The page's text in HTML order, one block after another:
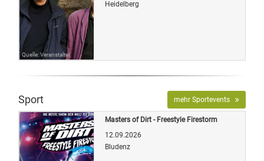
Quelle: Veranstalter
Heidelberg
Sport mehr Sportevents
Masters of Dirt - Freestyle Firestorm
12.09.2026
Bludenz